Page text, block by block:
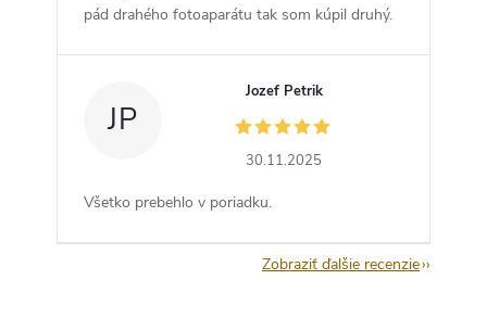
pád drahého fotoaparátu tak som kúpil druhý.
JP
Jozef Petrik
30.11.2025
Všetko prebehlo v poriadku.
Zobraziť ďalšie recenzie